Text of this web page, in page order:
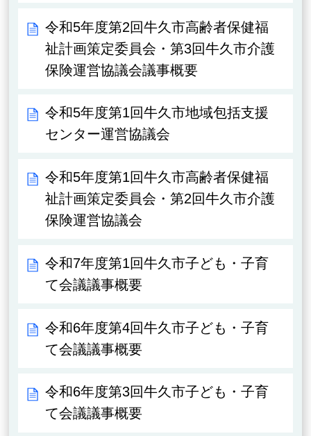
令和5年度第2回牛久市高齢者保健福
祉計画策定委員会・第3回牛久市介護
保険運営協議会議事概要
令和5年度第1回牛久市地域包括支援
センター運営協議会
令和5年度第1回牛久市高齢者保健福
祉計画策定委員会・第2回牛久市介護
保険運営協議会
令和7年度第1回牛久市子ども・子育
て会議議事概要
令和6年度第4回牛久市子ども・子育
て会議議事概要
令和6年度第3回牛久市子ども・子育
て会議議事概要